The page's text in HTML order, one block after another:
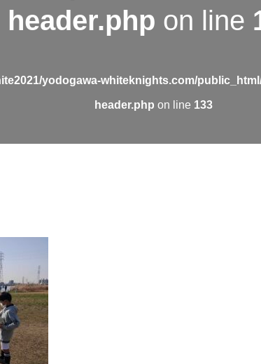
header.php on line
yodogawa-whiteknights.com/
header.php on line 133